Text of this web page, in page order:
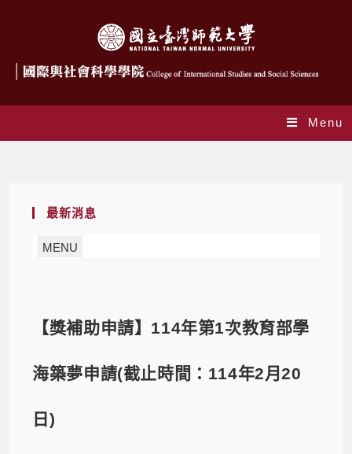
Menu
最新消息
MENU
【獎補助申請】114年第1次教育部學
海築夢申請(截止時間：114年2月20
日)